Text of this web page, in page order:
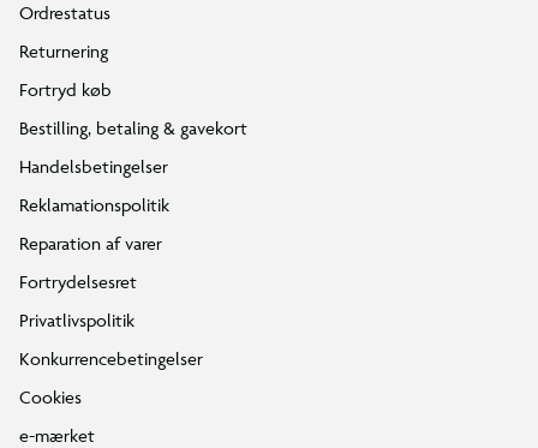
Ordrestatus
Returnering
Fortryd køb
Bestilling, betaling & gavekort
Handelsbetingelser
Reklamationspolitik
Reparation af varer
Fortrydelsesret
Privatlivspolitik
Konkurrencebetingelser
Cookies
e-mærket